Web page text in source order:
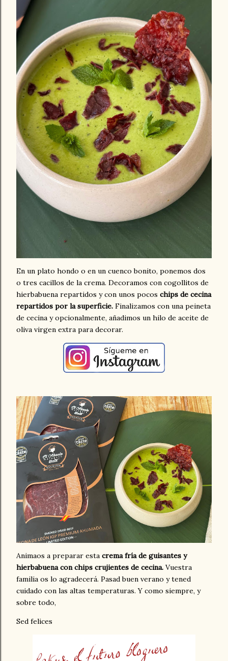
En un plato hondo o en un cuenco bonito, ponemos dos
o tres cacillos de la crema. Decoramos con cogollitos de
hierbabuena repartidos y con unos pocos chips de cecina
repartidos por la superficie. Finalizamos con una peineta
de cecina y opcionalmente, añadimos un hilo de aceite de
oliva virgen extra para decorar.
Animaos a preparar esta crema fría de guisantes y
hierbabuena con chips crujientes de cecina. Vuestra
familia os lo agradecerá. Pasad buen verano y tened
cuidado con las altas temperaturas. Y como siempre, y
sobre todo,
Sed felices